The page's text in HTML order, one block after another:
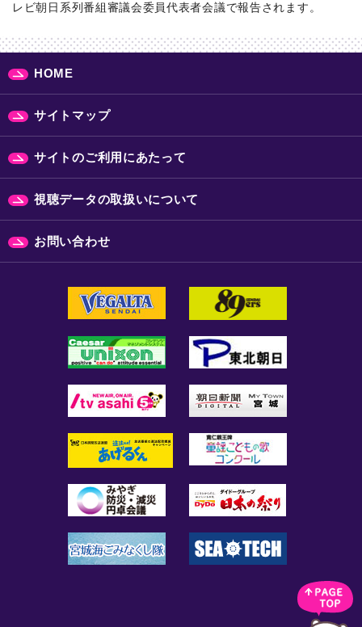
レビ朝日系列番組審議会委員代表者会議で報告されます。
HOME
サイトマップ
サイトのご利用にあたって
視聴データの取扱いについて
お問い合わせ